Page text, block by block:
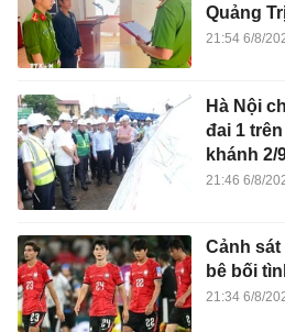
Quảng
21:54 6/8/
Hà Nội
đai 1
khánh 2/
21:46 6/8/
Cảnh
bê bối
21:34 6/8/